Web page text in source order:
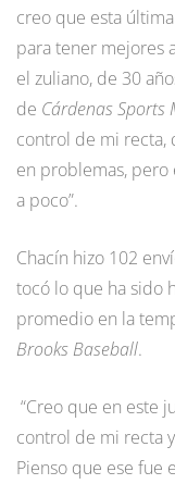
creo que esta
para tener mejores
el zuliano, de 30
de Cárdenas Sports
control de mi recta,
en problemas, pero
a poco”.
Chacín hizo 102
tocó lo que ha sido
promedio en la
Brooks Baseball.
“Creo que en este
control de mi recta
Pienso que ese fue